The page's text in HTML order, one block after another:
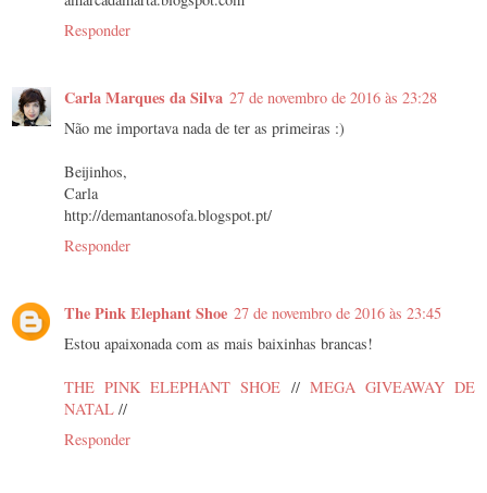
Responder
Carla Marques da Silva 27 de novembro de 2016 às 23:28
Não me importava nada de ter as primeiras :)
Beijinhos,
Carla
http://demantanosofa.blogspot.pt/
Responder
The Pink Elephant Shoe 27 de novembro de 2016 às 23:45
Estou apaixonada com as mais baixinhas brancas!
THE PINK ELEPHANT SHOE // MEGA GIVEAWAY DE
NATAL //
Responder